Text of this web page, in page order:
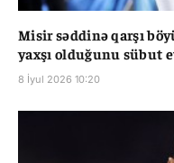
Misir səddinə qarşı
yaxşı olduğunu sübut
8 İyul 2026 10:20